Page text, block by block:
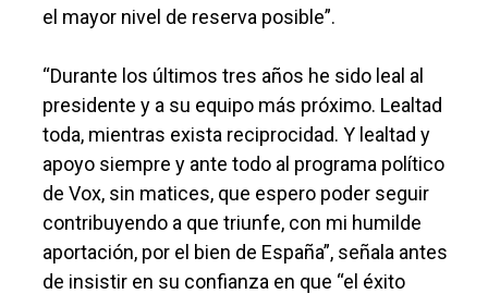
el mayor nivel de reserva posible”.
“Durante los últimos tres años he sido leal al
presidente y a su equipo más próximo. Lealtad
toda, mientras exista reciprocidad. Y lealtad y
apoyo siempre y ante todo al programa político
de Vox, sin matices, que espero poder seguir
contribuyendo a que triunfe, con mi humilde
aportación, por el bien de España”, señala antes
de insistir en su confianza en que “el éxito